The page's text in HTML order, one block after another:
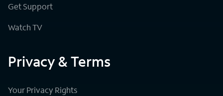
Get Support
Watch TV
Privacy & Terms
Your Privacy Rights